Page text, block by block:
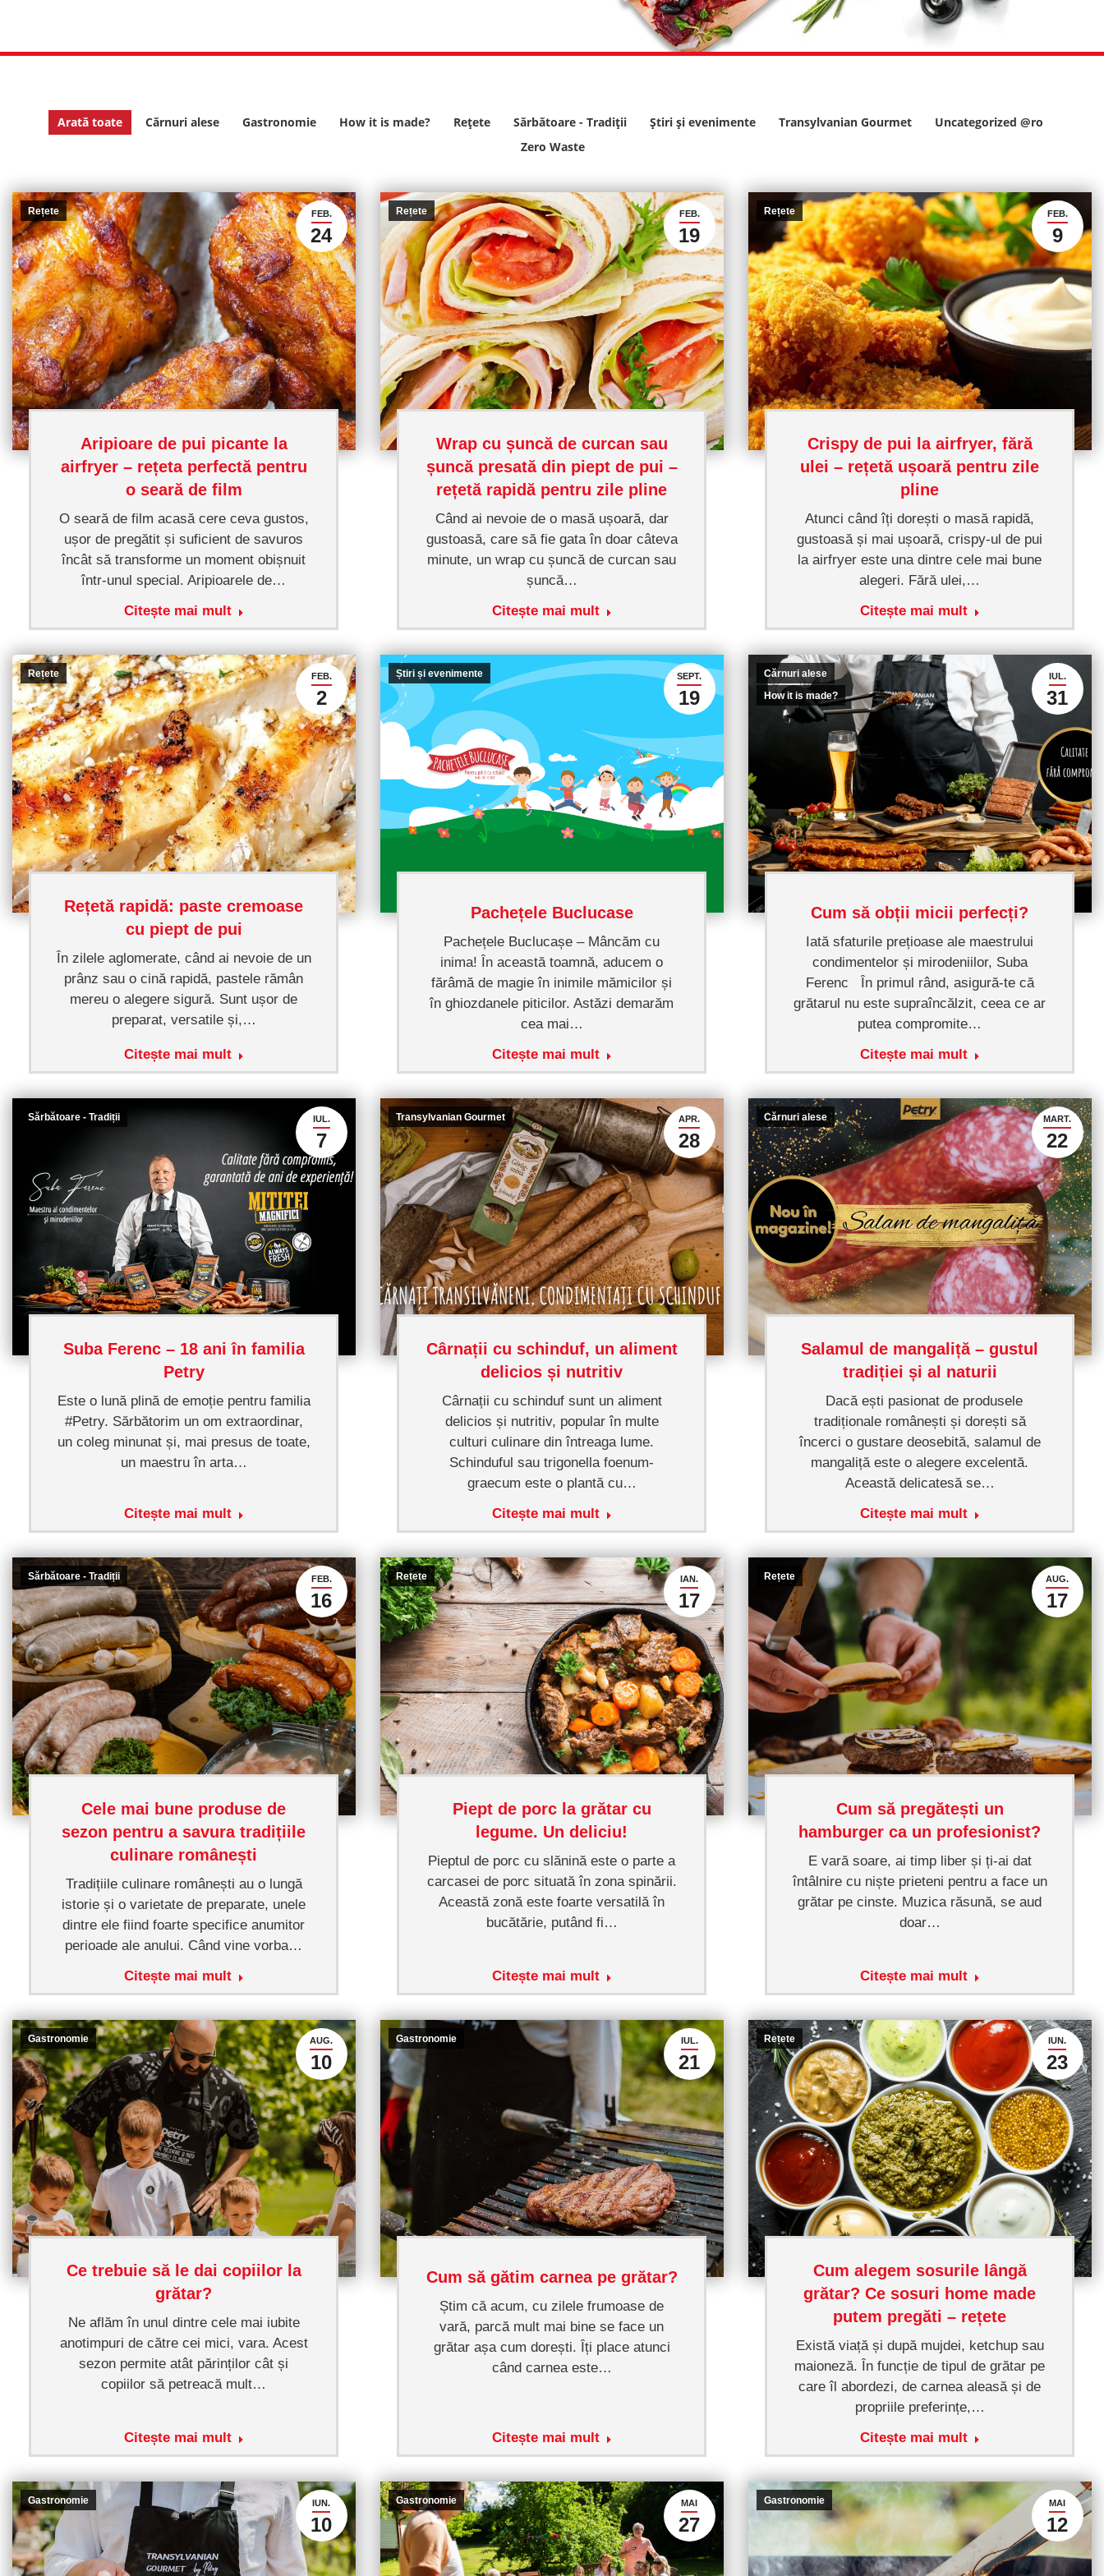
Arată toate Cărnuri alese Gastronomie How it is made? Rețete Sărbătoare - Tradiții Știri și evenimente Transylvanian Gourmet
Uncategorized @ro
Zero Waste
FEB.
24
Rețete
Aripioare de pui picante la
airfryer – rețeta perfectă pentru
o seară de film
O seară de film acasă cere ceva gustos,
ușor de pregătit și suficient de savuros
încât să transforme un moment obișnuit
într-unul special. Aripioarele de…
Citește mai mult
FEB.
19
Rețete
Wrap cu șuncă de curcan sau
șuncă presată din piept de pui –
rețetă rapidă pentru zile pline
Când ai nevoie de o masă ușoară, dar
gustoasă, care să fie gata în doar câteva
minute, un wrap cu șuncă de curcan sau
șuncă…
Citește mai mult
FEB.
9
Rețete
Crispy de pui la airfryer, fără
ulei – rețetă ușoară pentru zile
pline
Atunci când îți dorești o masă rapidă,
gustoasă și mai ușoară, crispy-ul de pui
la airfryer este una dintre cele mai bune
alegeri. Fără ulei,…
Citește mai mult
FEB.
2
Rețete
Rețetă rapidă: paste cremoase
cu piept de pui
În zilele aglomerate, când ai nevoie de un
prânz sau o cină rapidă, pastele rămân
mereu o alegere sigură. Sunt ușor de
preparat, versatile și,…
Citește mai mult
SEPT.
19
Știri și evenimente
Pachețele Buclucase
Pachețele Buclucașe – Mâncăm cu
inima! În această toamnă, aducem o
fărâmă de magie în inimile mămicilor și
în ghiozdanele piticilor. Astăzi demarăm
cea mai…
Citește mai mult
IUL.
31
Cărnuri alese
How it is made?
Cum să obții micii perfecți?
Iată sfaturile prețioase ale maestrului
condimentelor și mirodeniilor, Suba
Ferenc În primul rând, asigură-te că
grătarul nu este supraîncălzit, ceea ce ar
putea compromite…
Citește mai mult
IUL.
7
Sărbătoare - Tradiții
Suba Ferenc – 18 ani în familia
Petry
Este o lună plină de emoție pentru familia
#Petry. Sărbătorim un om extraordinar,
un coleg minunat și, mai presus de toate,
un maestru în arta…
Citește mai mult
APR.
28
Transylvanian Gourmet
Cârnații cu schinduf, un aliment
delicios și nutritiv
Cârnații cu schinduf sunt un aliment
delicios și nutritiv, popular în multe
culturi culinare din întreaga lume.
Schinduful sau trigonella foenum-
graecum este o plantă cu…
Citește mai mult
MART.
22
Cărnuri alese
Salamul de mangaliță – gustul
tradiției și al naturii
Dacă ești pasionat de produsele
tradiționale românești și dorești să
încerci o gustare deosebită, salamul de
mangaliță este o alegere excelentă.
Această delicatesă se…
Citește mai mult
FEB.
16
Sărbătoare - Tradiții
Cele mai bune produse de
sezon pentru a savura tradițiile
culinare românești
Tradițiile culinare românești au o lungă
istorie și o varietate de preparate, unele
dintre ele fiind foarte specifice anumitor
perioade ale anului. Când vine vorba…
Citește mai mult
IAN.
17
Rețete
Piept de porc la grătar cu
legume. Un deliciu!
Pieptul de porc cu slănină este o parte a
carcasei de porc situată în zona spinării.
Această zonă este foarte versatilă în
bucătărie, putând fi…
Citește mai mult
AUG.
17
Rețete
Cum să pregătești un
hamburger ca un profesionist?
E vară soare, ai timp liber și ți-ai dat
întâlnire cu niște prieteni pentru a face un
grătar pe cinste. Muzica răsună, se aud
doar…
Citește mai mult
AUG.
10
Gastronomie
Ce trebuie să le dai copiilor la
grătar?
Ne aflăm în unul dintre cele mai iubite
anotimpuri de către cei mici, vara. Acest
sezon permite atât părinților cât și
copiilor să petreacă mult…
Citește mai mult
IUL.
21
Gastronomie
Cum să gătim carnea pe grătar?
Știm că acum, cu zilele frumoase de
vară, parcă mult mai bine se face un
grătar așa cum dorești. Îți place atunci
când carnea este…
Citește mai mult
IUN.
23
Rețete
Cum alegem sosurile lângă
grătar? Ce sosuri home made
putem pregăti – rețete
Există viață și după mujdei, ketchup sau
maioneză. În funcție de tipul de grătar pe
care îl abordezi, de carnea aleasă și de
propriile preferințe,…
Citește mai mult
IUN.
10
Gastronomie MAI
27
Gastronomie MAI
12
Gastronomie